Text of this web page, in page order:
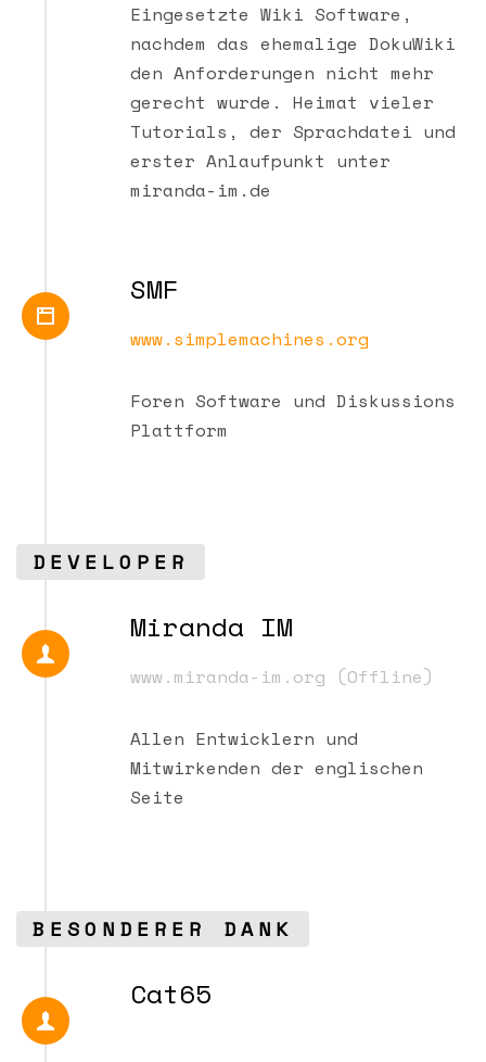
Eingesetzte Wiki Software,
nachdem das ehemalige DokuWiki
den Anforderungen nicht mehr
gerecht wurde. Heimat vieler
Tutorials, der Sprachdatei und
erster Anlaufpunkt unter
miranda-im.de
SMF
www.simplemachines.org
Foren Software und Diskussions
Plattform
DEVELOPER
Miranda IM
www.miranda-im.org (Offline)
Allen Entwicklern und
Mitwirkenden der englischen
Seite
BESONDERER DANK
Cat65